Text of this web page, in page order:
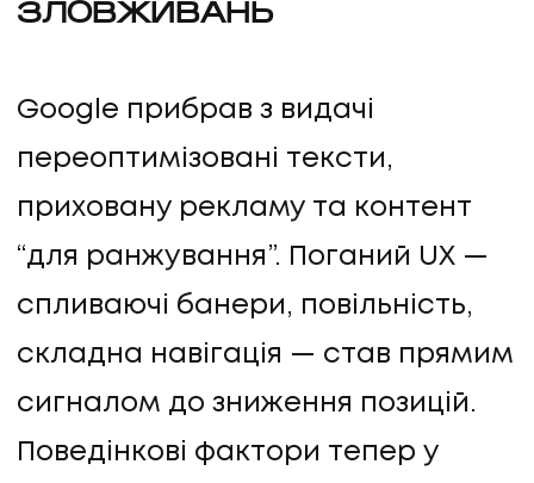
ЗЛОВЖИВАНЬ
Google прибрав з видачі
переоптимізовані тексти,
приховану рекламу та контент
“для ранжування”. Поганий UX —
спливаючі банери, повільність,
складна навігація — став прямим
сигналом до зниження позицій.
Поведінкові фактори тепер у